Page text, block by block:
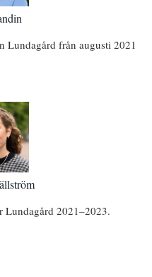
Lundagård från augusti 2021
2021–2023.